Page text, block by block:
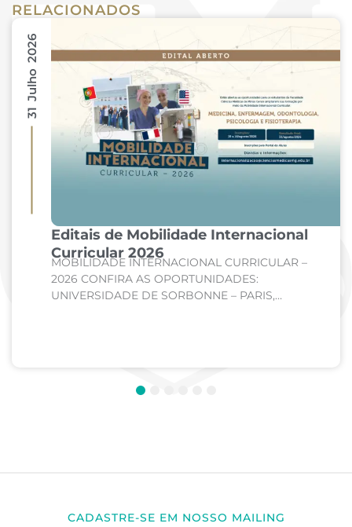
RELACIONADOS
Editais de Mobilidade Internacional
Curricular 2026
MOBILIDADE INTERNACIONAL CURRICULAR –
2026 CONFIRA AS OPORTUNIDADES:
UNIVERSIDADE DE SORBONNE – PARIS,
31 Julho 2026
4
CADASTRE-SE EM NOSSO MAILING